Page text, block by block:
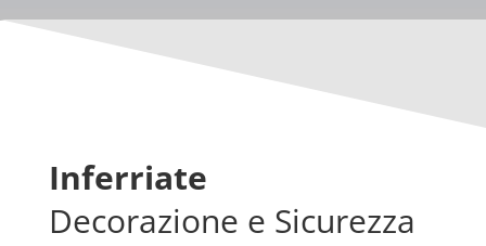
Inferriate
Decorazione e Sicurezza